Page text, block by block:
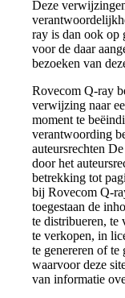
Deze
ray is dan ook op
voor de daar
bezoeken van
Rovecom Q-ray
verwijzing naar
moment te
verantwoording
auteursrechten
door het
betrekking tot
bij Rovecom Q-
toegestaan de
te distribueren, te
te verkopen, in
te genereren of
waarvoor deze
van informatie